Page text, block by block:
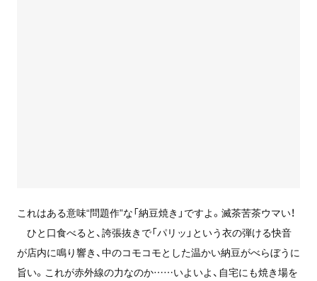
これはある意味“問題作”な「納豆焼き」ですよ。滅茶苦茶ウマい！
ひと口食べると、誇張抜きで「パリッ」という衣の弾ける快音
が店内に鳴り響き、中のコモコモとした温かい納豆がべらぼうに
旨い。これが赤外線の力なのか……いよいよ、自宅にも焼き場を